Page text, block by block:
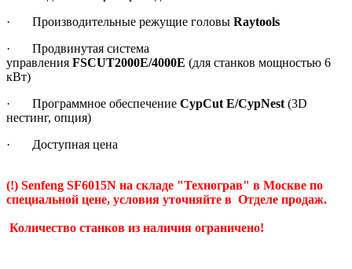
· Производительные режущие головы Raytools
· Продвинутая система
управления FSCUT2000E/4000E (для станков мощностью 6
кВт)
· Программное обеспечение CypCut E/CypNest (3D
нестинг, опция)
· Доступная цена
(!) Senfeng SF6015N на складе "Технограв" в Москве по
специальной цене, условия уточняйте в Отделе продаж.
Количество станков из наличия ограничено!